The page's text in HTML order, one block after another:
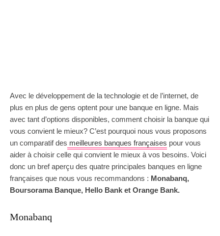
Avec le développement de la technologie et de l’internet, de
plus en plus de gens optent pour une banque en ligne. Mais
avec tant d’options disponibles, comment choisir la banque qui
vous convient le mieux? C’est pourquoi nous vous proposons
un comparatif des meilleures banques françaises pour vous
aider à choisir celle qui convient le mieux à vos besoins. Voici
donc un bref aperçu des quatre principales banques en ligne
françaises que nous vous recommandons : Monabanq,
Boursorama Banque, Hello Bank et Orange Bank.
Monabanq